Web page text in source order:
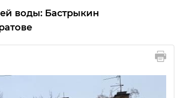
воды: Бастрыкин